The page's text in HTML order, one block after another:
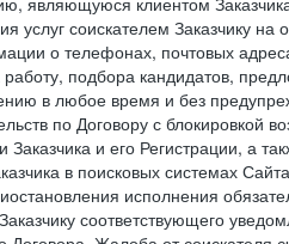
услуг соискателем Заказчику
о телефонах, почтовых
подбора кандидатов,
в любое время и без
по Договору с блокировкой
и его Регистрации, а
в поисковых системах
исполнения
соответствующего